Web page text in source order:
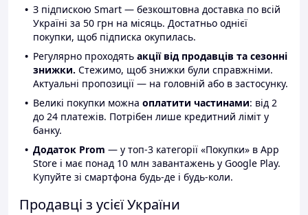
З підпискою Smart — безкоштовна доставка по всій
Україні за 50 грн на місяць. Достатньо однієї
покупки, щоб підписка окупилась.
Регулярно проходять акції від продавців та сезонні
знижки. Стежимо, щоб знижки були справжніми.
Актуальні пропозиції — на головній або в застосунку.
Великі покупки можна оплатити частинами: від 2
до 24 платежів. Потрібен лише кредитний ліміт у
банку.
Додаток Prom — у топ-3 категорії «Покупки» в App
Store і має понад 10 млн завантажень у Google Play.
Купуйте зі смартфона будь-де і будь-коли.
Продавці з усієї України